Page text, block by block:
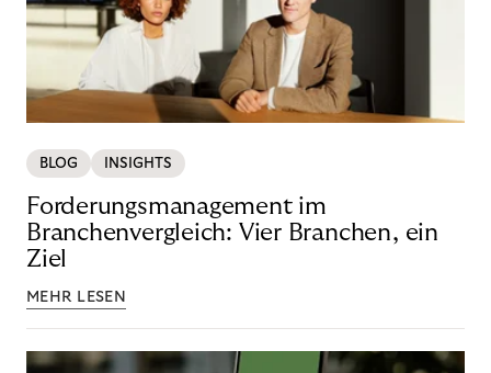
BLOG INSIGHTS
Forderungsmanagement im
Branchenvergleich: Vier Branchen, ein
Ziel
MEHR LESEN